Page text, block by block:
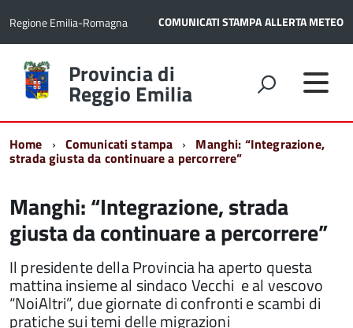
Regione Emilia-Romagna COMUNICATI STAMPAALLERTA METEO
Torna
alla
home
Provincia di
Reggio Emilia
Home Comunicati stampa Manghi: “Integrazione,
strada giusta da continuare a percorrere”
Manghi: “Integrazione, strada
giusta da continuare a percorrere”
Il presidente della Provincia ha aperto questa
mattina insieme al sindaco Vecchi e al vescovo
“NoiAltri”, due giornate di confronti e scambi di
pratiche sui temi delle migrazioni